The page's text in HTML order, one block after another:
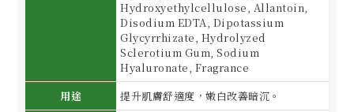
Hydroxyethylcellulose, Allantoin,
Disodium EDTA, Dipotassium
Glycyrrhizate, Hydrolyzed
Sclerotium Gum, Sodium
Hyaluronate, Fragrance
用途
提升肌膚舒適度，嫩白改善暗沉。